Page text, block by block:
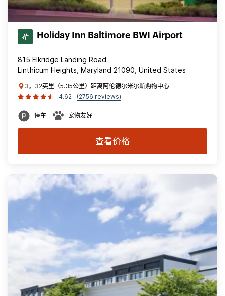
Holiday Inn Baltimore BWI Airport
815 Elkridge Landing Road
Linthicum Heights, Maryland 21090, United States
3。32英里（5.35公里）距离阿伦德尔米尔斯购物中心
4.62
(2756 reviews)
停车 宠物友好
查看价格